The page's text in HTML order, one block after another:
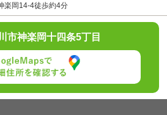
岡14-4徒歩約4分
市神楽岡十四条5丁目